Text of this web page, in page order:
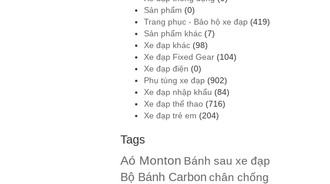
Sản phẩm (0)
Trang phục - Bảo hộ xe đạp (419)
Sản phẩm khác (7)
Xe đạp khác (98)
Xe đạp Fixed Gear (104)
Xe đạp điện (0)
Phụ tùng xe đạp (902)
Xe đạp nhập khẩu (84)
Xe đạp thể thao (716)
Xe đạp trẻ em (204)
Tags
Aó Monton Bánh sau xe đạp
Bộ Bánh Carbon chân chống